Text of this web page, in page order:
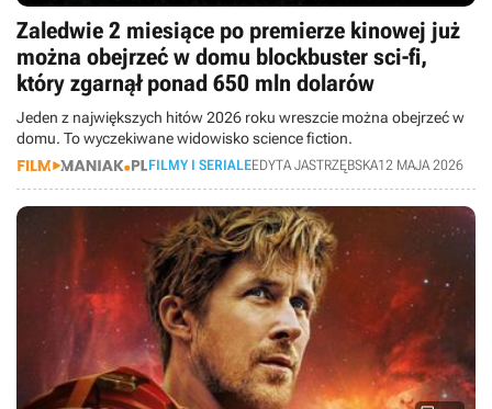
Zaledwie 2 miesiące po premierze kinowej już
można obejrzeć w domu blockbuster sci-fi,
który zgarnął ponad 650 mln dolarów
Jeden z największych hitów 2026 roku wreszcie można obejrzeć w
domu. To wyczekiwane widowisko science fiction.
FILMY I SERIALEEDYTA JASTRZĘBSKA12 MAJA 2026